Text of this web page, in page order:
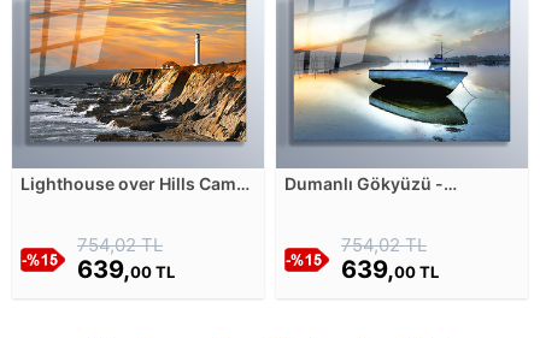
Lighthouse over Hills Cam
754,02 TL
639,00 TL
Dumanlı Gökyüzü -
754,02 TL
639,00 TL